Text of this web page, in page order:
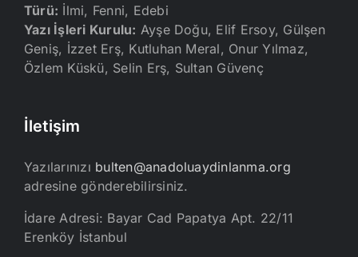
Türü: İlmi, Fenni, Edebi
Yazı İşleri Kurulu: Ayşe Doğu, Elif Ersoy, Gülşen
Geniş, İzzet Erş, Kutluhan Meral, Onur Yılmaz,
Özlem Küskü, Selin Erş, Sultan Güvenç
İletişim
Yazılarınızı bulten@anadoluaydinlanma.org
adresine gönderebilirsiniz.
İdare Adresi: Bayar Cad Papatya Apt. 22/11
Erenköy İstanbul